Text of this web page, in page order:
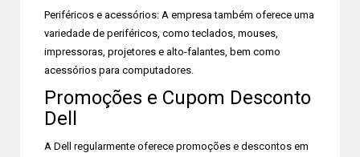
Periféricos e acessórios: A empresa também oferece uma
variedade de periféricos, como teclados, mouses,
impressoras, projetores e alto-falantes, bem como
acessórios para computadores.
Promoções e Cupom Desconto
Dell
A Dell regularmente oferece promoções e descontos em